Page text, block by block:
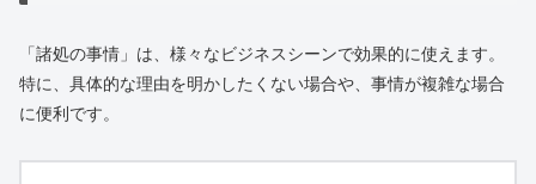
「諸処の事情」は、様々なビジネスシーンで効果的に使えます。
特に、具体的な理由を明かしたくない場合や、事情が複雑な場合
に便利です。